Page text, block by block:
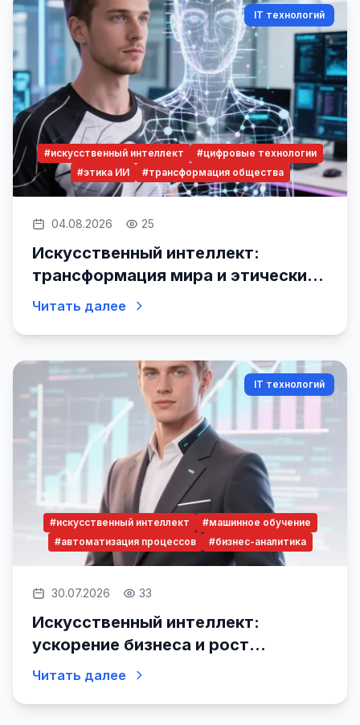
IT технологий
#искусственный интеллект
#цифровые технологии
#этика ИИ
#трансформация общества
04.08.2026 25
Искусственный интеллект:
трансформация мира и этические
вызовы
Читать далее
IT технологий
#искусственный интеллект
#машинное обучение
#автоматизация процессов
#бизнес-аналитика
30.07.2026 33
Искусственный интеллект:
ускорение бизнеса и рост
эффективности
Читать далее